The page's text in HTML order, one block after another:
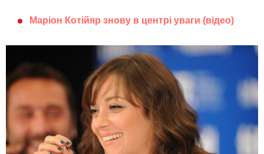
Маріон Котійяр знову в центрі уваги (відео)